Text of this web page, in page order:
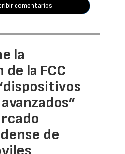
comentarios
la
la FCC
de